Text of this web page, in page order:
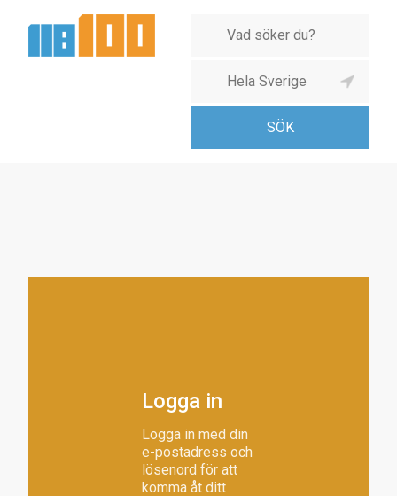
Logga in
Logga in med din
e-postadress och
lösenord för att
komma åt ditt